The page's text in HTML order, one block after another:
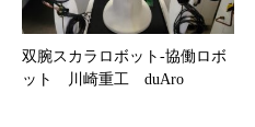
双腕スカラロボット-協働ロボ
ット 川崎重工 duAro